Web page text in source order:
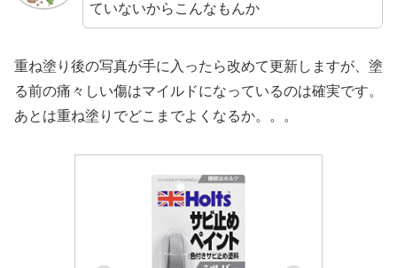
ていないからこんなもんか
重ね塗り後の写真が手に入ったら改めて更新しますが、塗
る前の痛々しい傷はマイルドになっているのは確実です。
あとは重ね塗りでどこまでよくなるか。。。